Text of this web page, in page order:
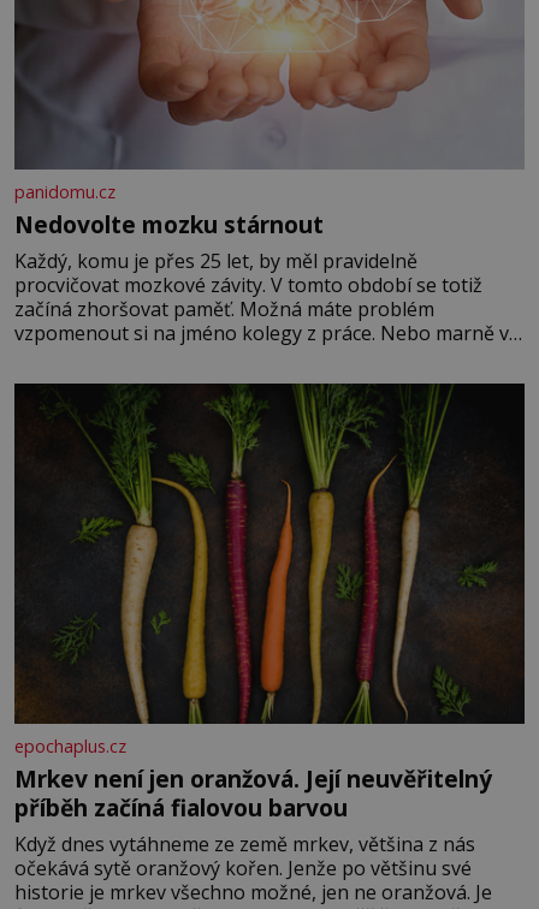
panidomu.cz
Nedovolte mozku stárnout
Každý, komu je přes 25 let, by měl pravidelně
procvičovat mozkové závity. V tomto období se totiž
začíná zhoršovat paměť. Možná máte problém
vzpomenout si na jméno kolegy z práce. Nebo marně v
Je to opravdu tak, s věkem jako kdyby se paměť
rozhodla stávkovat. Cvičte
epochaplus.cz
Mrkev není jen oranžová. Její neuvěřitelný
příběh začíná fialovou barvou
Když dnes vytáhneme ze země mrkev, většina z nás
očekává sytě oranžový kořen. Jenže po většinu své
historie je mrkev všechno možné, jen ne oranžová. Je